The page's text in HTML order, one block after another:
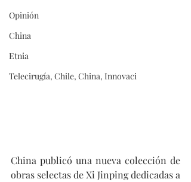
Opinión
China
Etnia
Telecirugía, Chile, China, Innovaci
China publicó una nueva colección de
obras selectas de Xi Jinping dedicadas a